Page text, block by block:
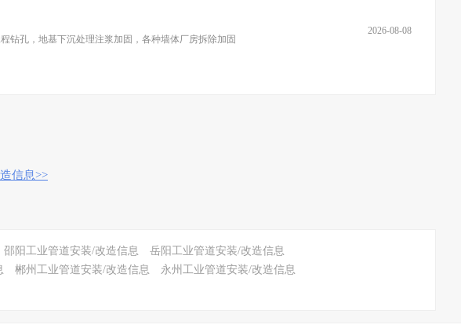
2026-08-08
钻孔，地基下沉处理注浆加固，各种墙体厂房拆除加固
信息>>
邵阳工业管道安装/改造信息
岳阳工业管道安装/改造信息
郴州工业管道安装/改造信息
永州工业管道安装/改造信息